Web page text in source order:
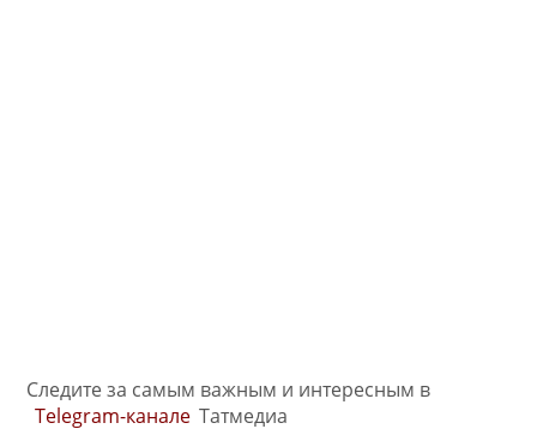
Следите за самым важным и интересным в
Telegram-канале Татмедиа